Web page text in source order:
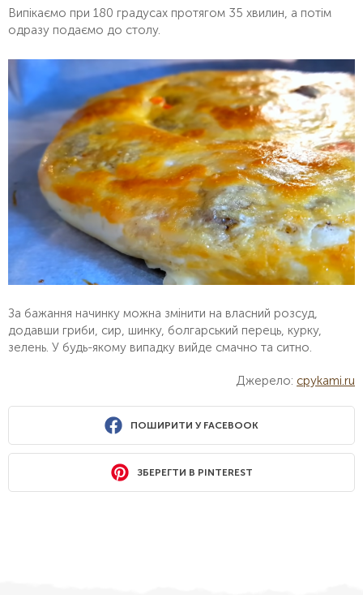
Випікаємо при 180 градусах протягом 35 хвилин, а потім
одразу подаємо до столу.
За бажання начинку можна змінити на власний розсуд,
додавши гриби, сир, шинку, болгарський перець, курку,
зелень. У будь-якому випадку вийде смачно та ситно.
Джерело: cpykami.ru
ПОШИРИТИ У FACEBOOK
ЗБЕРЕГТИ В PINTEREST